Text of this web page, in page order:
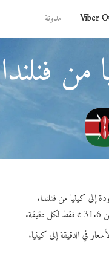
Viber مدونة
من فنلندا
في الدقيقة إلى كينيا.